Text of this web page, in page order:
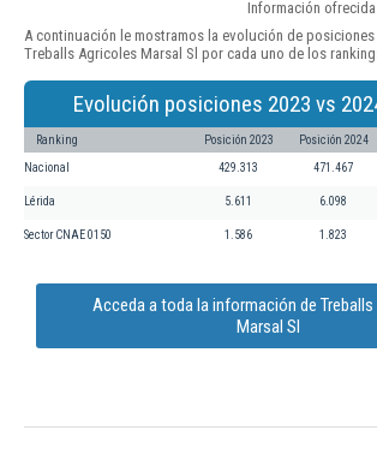
Información
A continuación le mostramos la evolución de posiciones
Treballs Agricoles Marsal Sl por cada uno de los
Evolución posiciones 2023 vs
Ranking Posición 2023 Posición 2024
Nacional 429.313 471.467
Lérida 5.611 6.098
Sector CNAE 0150 1.586 1.823
Acceda a toda la información de
Marsal Sl